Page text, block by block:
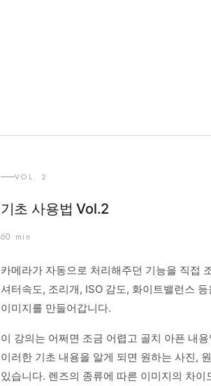
VOL. 2
기초 사용법 Vol.2
60 min
카메라가 자동으로 처리해주던 기능을 직접
셔터속도, 조리개, ISO 감도, 화이트밸런스
이미지를 만들어갑니다.
이 강의는 어쩌면 조금 어렵고 골치 아픈 내
이러한 기초 내용을 알게 되면 원하는 사진,
있습니다. 렌즈의 종류에 따른 이미지의 차이